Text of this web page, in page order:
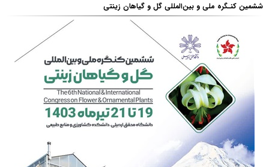
ششمین کنـگره ملی و بین‌المللی گل و گیاهان زینتی